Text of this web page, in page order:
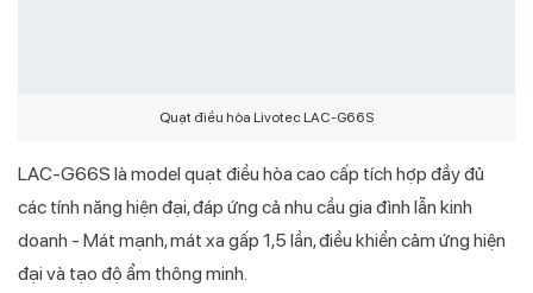
Quạt điều hòa Livotec LAC-G66S
LAC-G66S là model quạt điều hòa cao cấp tích hợp đầy đủ
các tính năng hiện đại, đáp ứng cả nhu cầu gia đình lẫn kinh
doanh - Mát mạnh, mát xa gấp 1,5 lần, điều khiển cảm ứng hiện
đại và tạo độ ẩm thông minh.